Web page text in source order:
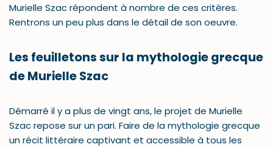
Murielle Szac répondent à nombre de ces critères.
Rentrons un peu plus dans le détail de son oeuvre.
Les feuilletons sur la mythologie grecque
de Murielle Szac
Démarré il y a plus de vingt ans, le projet de Murielle
Szac repose sur un pari. Faire de la mythologie grecque
un récit littéraire captivant et accessible à tous les